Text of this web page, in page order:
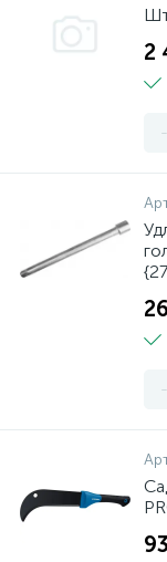
2
-
-